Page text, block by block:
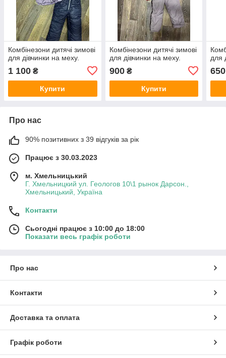
Комбінезони дитячі зимові
для дівчинки на меху.
1 100 ₴
Купити
Комбінезони дитячі зимові
для дівчинки на меху.
900₴
Купити
для
650
Про нас
90% позитивних з 39 відгуків за рік
Працює з 30.03.2023
м. Хмельницький
Г. Хмельницкий ул. Геологов 10\1 рынок Дарсон.,
Хмельницький, Україна
Контакти
Сьогодні працює з 10:00 до 18:00
Показати весь графік роботи
Про нас
Контакти
Доставка та оплата
Графік роботи